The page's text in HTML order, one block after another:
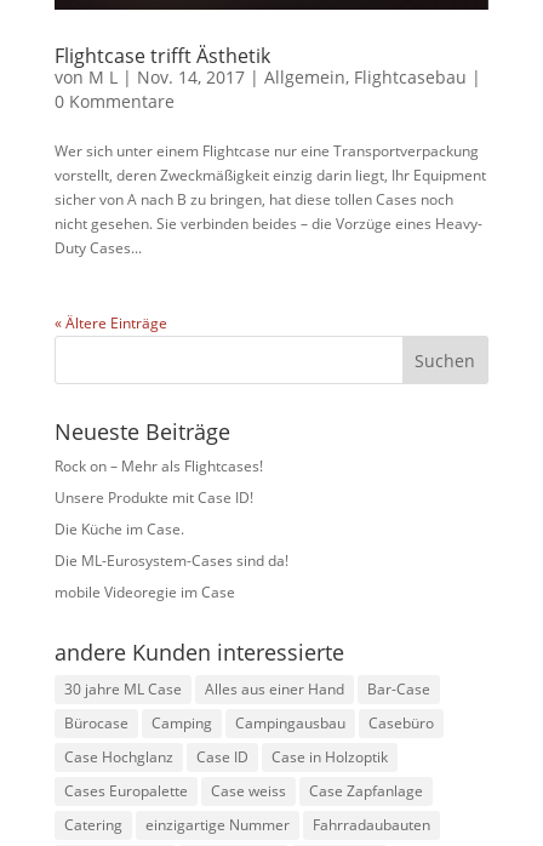
Flightcase trifft Ästhetik
von M L | Nov. 14, 2017| Allgemein, Flightcasebau |
0 Kommentare
Wer sich unter einem Flightcase nur eine Transportverpackung
vorstellt, deren Zweckmäßigkeit einzig darin liegt, Ihr Equipment
sicher von A nach B zu bringen, hat diese tollen Cases noch
nicht gesehen. Sie verbinden beides – die Vorzüge eines Heavy-
Duty Cases...
« Ältere Einträge
Neueste Beiträge
Rock on – Mehr als Flightcases!
Unsere Produkte mit Case ID!
Die Küche im Case.
Die ML-Eurosystem-Cases sind da!
mobile Videoregie im Case
andere Kunden interessierte
30 jahre ML Case Alles aus einer Hand
Bar-Case
Bürocase
Camping Campingausbau
Casebüro
Case Hochglanz
Case ID
Case in Holzoptik
Cases Europalette
Case weiss
Case Zapfanlage
Catering
einzigartige Nummer
Fahrradaubauten